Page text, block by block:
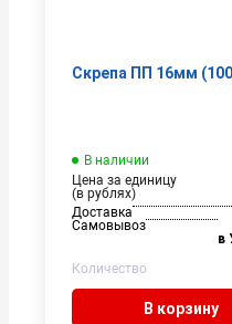
Скрепа ПП 16мм
В наличии
Цена за единицу
(в рублях)
Доставка
Самовывоз
в
Количество
В корзину